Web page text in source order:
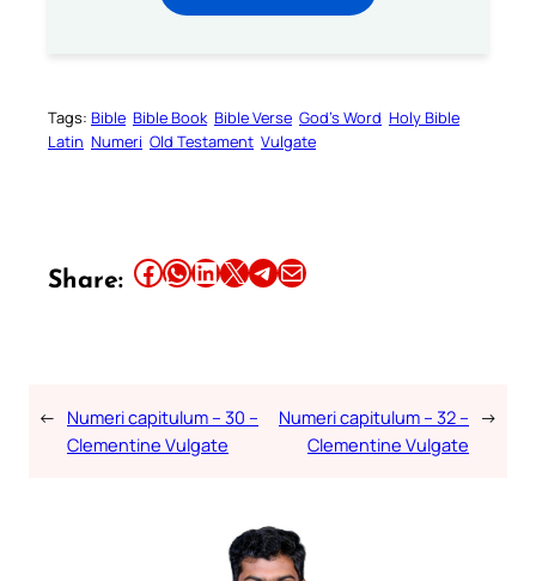
Tags: Bible Bible Book Bible Verse God’s Word Holy Bible
Latin Numeri Old Testament Vulgate
Share: Share this article on Facebook Share this article on WhatsApp Share this article on LinkedIn Share this article on X Share this article on TelegramEmail this Article
← Numeri capitulum – 30 –
Clementine Vulgate
Numeri capitulum – 32 –
Clementine Vulgate
→